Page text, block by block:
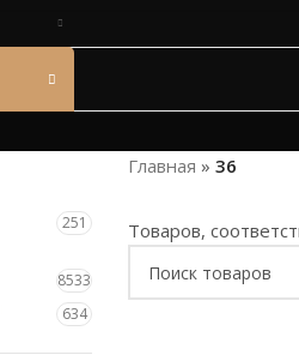
251
8533
634
Главная »36
Товаров,